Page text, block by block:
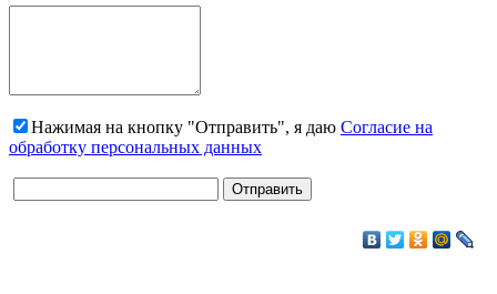
Нажимая на кнопку "Отправить", я даю Согласие на
обработку персональных данных